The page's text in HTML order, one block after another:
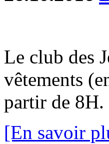
Le club des
vêtements
partir de
[En savoir